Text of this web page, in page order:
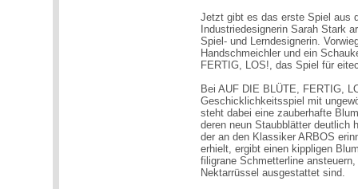
Jetzt gibt es das erste Spiel aus
Industriedesignerin Sarah Stark
Spiel- und Lerndesignerin.
Handschmeichler und ein
FERTIG, LOS!, das Spiel für
Bei AUF DIE BLÜTE, FERTIG,
Geschicklichkeitsspiel mit
steht dabei eine zauberhafte
deren neun Staubblätter deutlich
der an den Klassiker ARBOS
erhielt, ergibt einen kippligen
filigrane Schmetterline
Nektarrüssel ausgestattet sind.